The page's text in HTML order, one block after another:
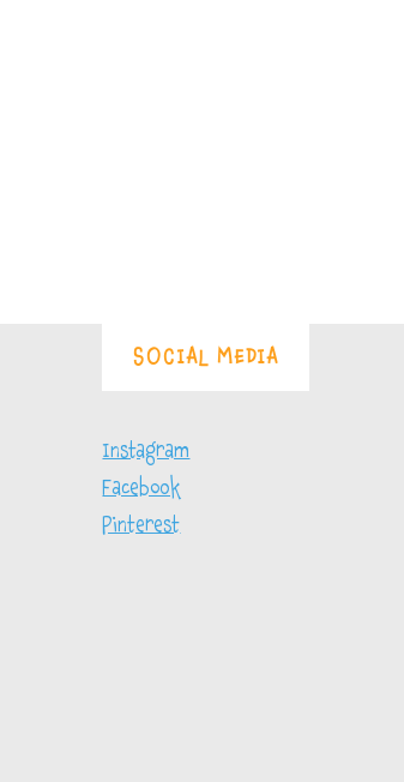
SOCIAL MEDIA
Instagram
Facebook
Pinterest